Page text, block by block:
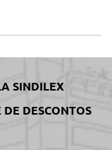
SINDILEX
DE DESCONTOS